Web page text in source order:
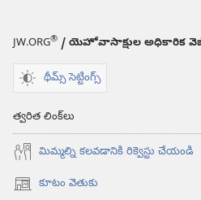
JW.ORG® / యెహోవాసాక్షుల అధికారిక
థీమ్స్ సెట్టింగ్స్
త్వరిత లింక్‌లు
మిమ్మల్ని కలవడానికి రిక్వెస్టు చేయండి
కూటం వెతుకు
(కొత్త